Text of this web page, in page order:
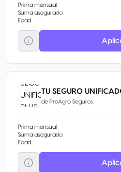
Prima mensual
Suma asegurada
Edad
TU SEGURO
de ProAgro Seguros
Prima mensual
Suma asegurada
Edad